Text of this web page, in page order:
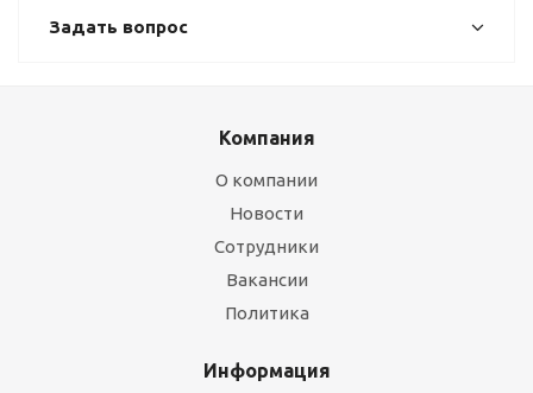
Задать вопрос
Компания
О компании
Новости
Сотрудники
Вакансии
Политика
Информация